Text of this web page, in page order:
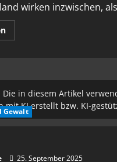
wirken inzwischen,
Die in diesem Artikel
mit KI erstellt bzw. KI-
Gewalt
25. September 2025